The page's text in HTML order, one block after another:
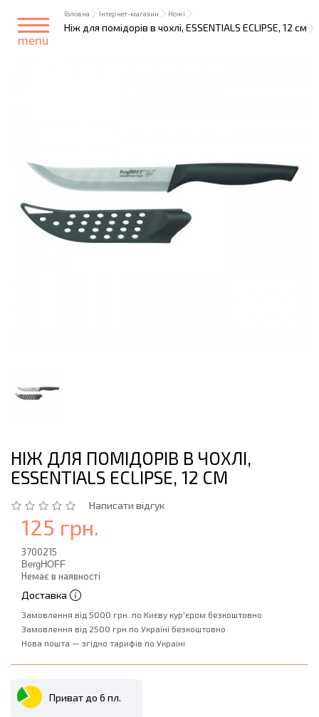
menu
Головна Інтернет-магазин Ножі
Ніж для помідорів в чохлі, ESSENTIALS ECLIPSE, 12 см
НІЖ ДЛЯ ПОМІДОРІВ В ЧОХЛІ,
ESSENTIALS ECLIPSE, 12 СМ
Написати відгук
125 грн.
3700215
BergHOFF
Немає в наявності
Доставка
Замовлення від 5000 грн. по Києву кур'єром безкоштовно
Замовлення від 2500 грн.по Україні безкоштовно
Нова пошта — згідно тарифів по Україні
Приват до 6 пл.